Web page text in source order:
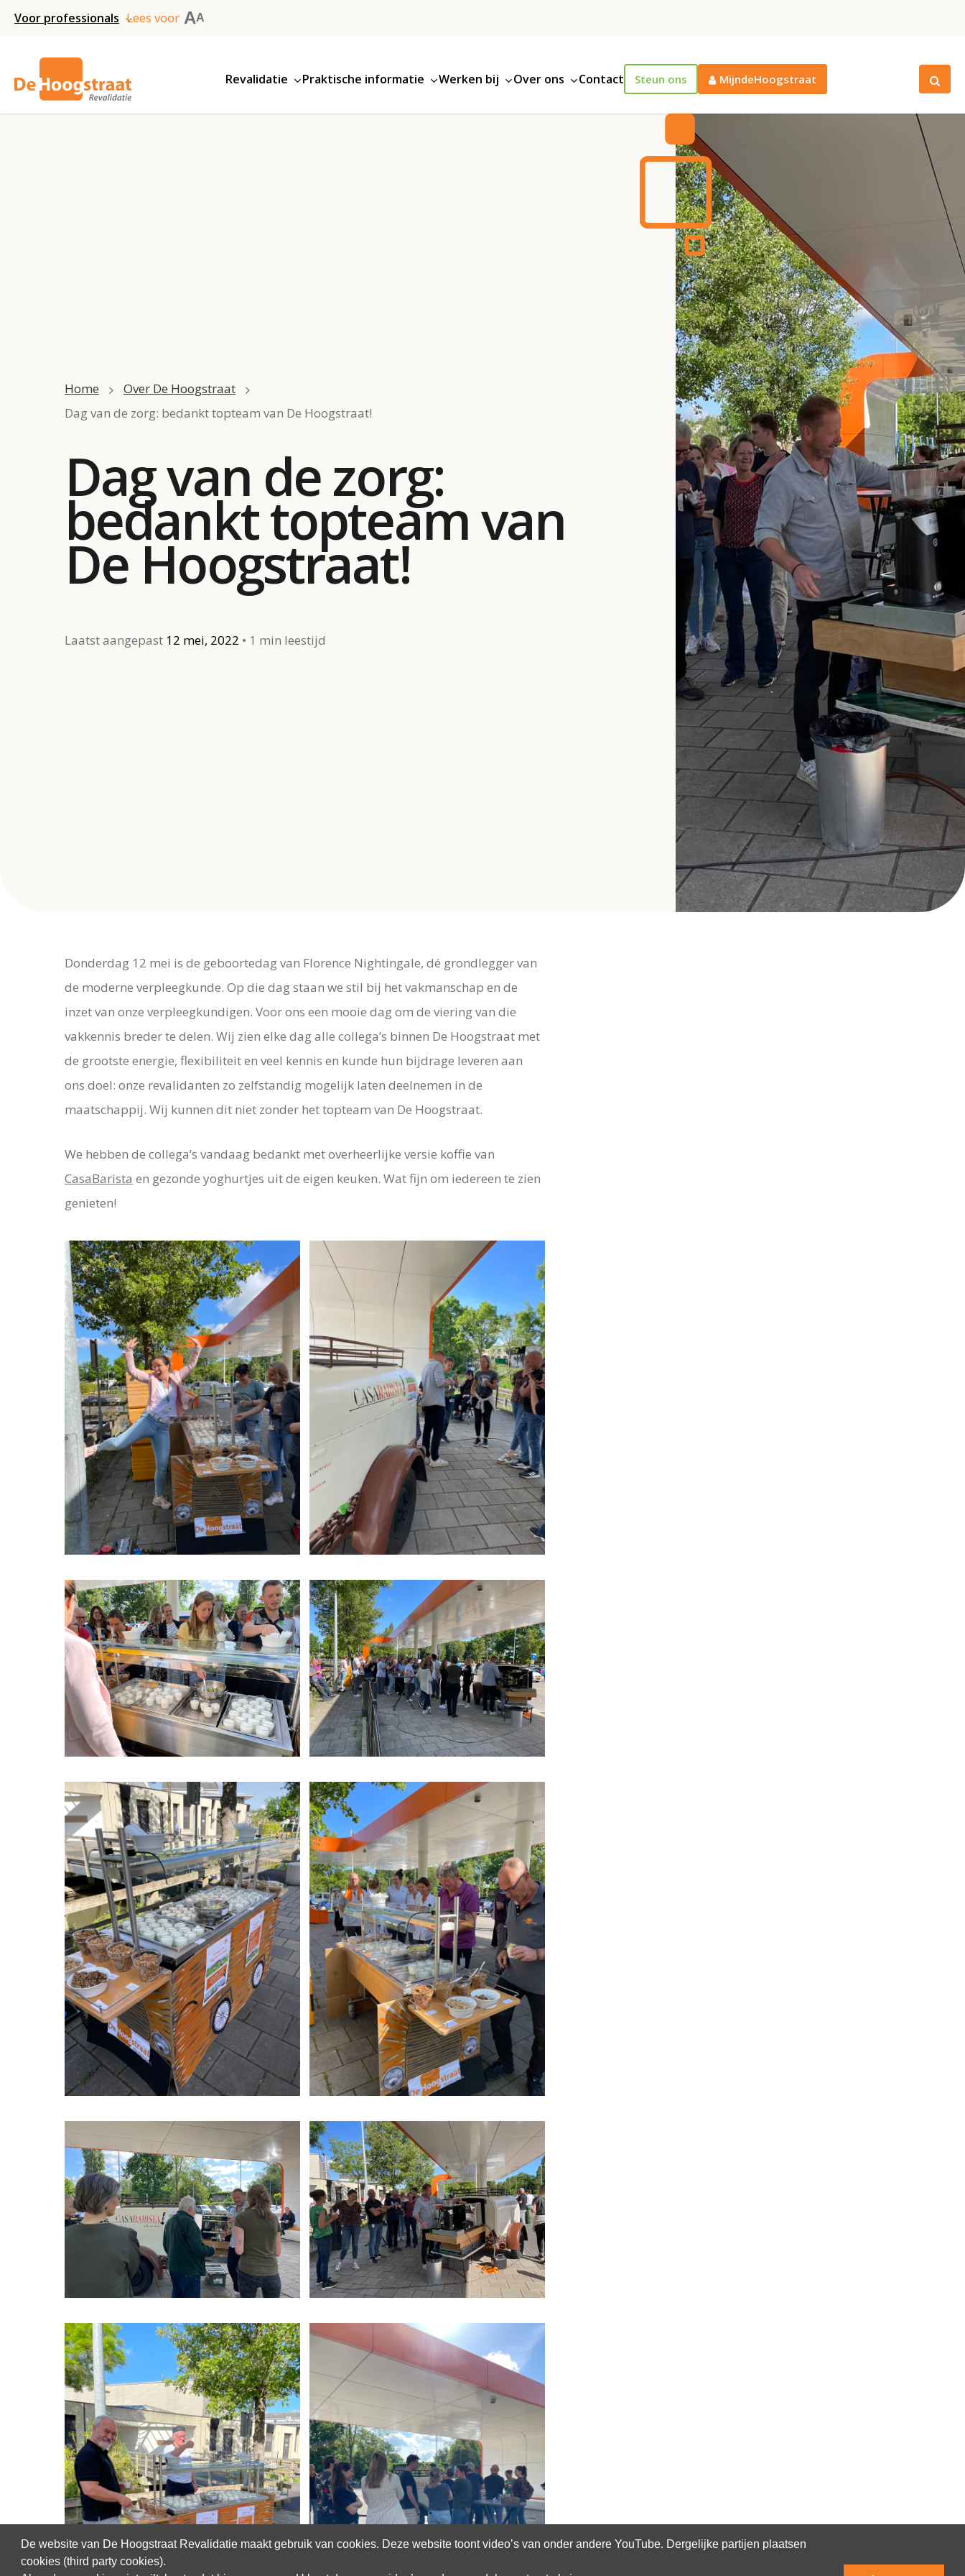
De website van De Hoogstraat Revalidatie maakt gebruik van cookies. Deze website toont video’s van onder andere YouTube. Dergelijke partijen plaatsen
cookies (third party cookies).
Skip
content
Voor professionals Lees voor AA
Revalidatie Praktische informatie Werken bij Over ons Contact Steun ons MijndeHoogstraat
Home
Over De Hoogstraat
Dag van de zorg: bedankt topteam van De Hoogstraat!
Dag van de zorg:
bedankt topteam van
De Hoogstraat!
Laatst aangepast 12 mei, 2022 1 min leestijd
Donderdag 12 mei is de geboortedag van Florence Nightingale, dé grondlegger van
de moderne verpleegkunde. Op die dag staan we stil bij het vakmanschap en de
inzet van onze verpleegkundigen. Voor ons een mooie dag om de viering van die
vakkennis breder te delen. Wij zien elke dag alle collega’s binnen De Hoogstraat met
de grootste energie, flexibiliteit en veel kennis en kunde hun bijdrage leveren aan
ons doel: onze revalidanten zo zelfstandig mogelijk laten deelnemen in de
maatschappij. Wij kunnen dit niet zonder het topteam van De Hoogstraat.
We hebben de collega’s vandaag bedankt met overheerlijke versie koffie van
CasaBarista en gezonde yoghurtjes uit de eigen keuken. Wat fijn om iedereen te zien
genieten!